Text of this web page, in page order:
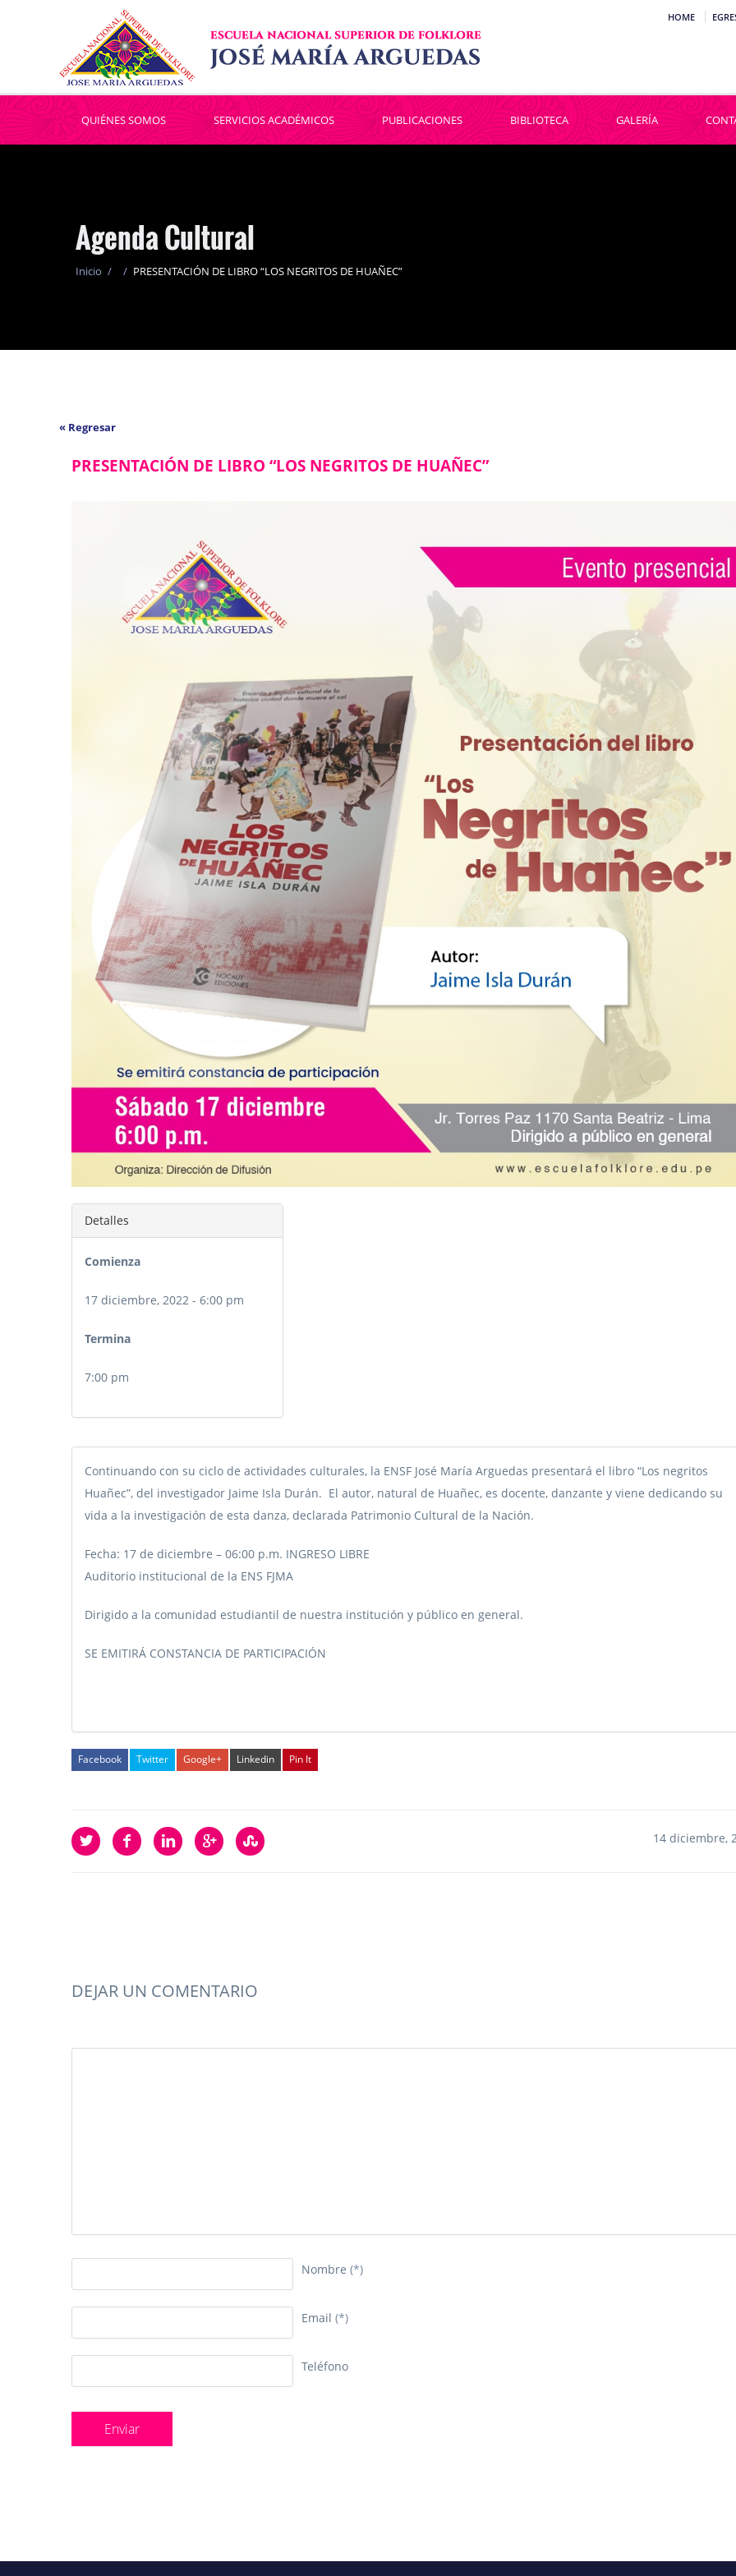
HOME
QUIÉNES SOMOS SERVICIOS ACADÉMICOS PUBLICACIONES BIBLIOTECA GALERÍA
Agenda Cultural
Inicio / / PRESENTACIÓN DE LIBRO “LOS NEGRITOS DE HUAÑEC”
« Regresar
PRESENTACIÓN DE LIBRO “LOS NEGRITOS DE HUAÑEC”
Detalles
Comienza
17 diciembre, 2022 - 6:00 pm
Termina
7:00 pm
Continuando con su ciclo de actividades culturales, la ENSF José María Arguedas presentará el libro “Los negritos
Huañec”, del investigador Jaime Isla Durán. El autor, natural de Huañec, es docente, danzante y viene dedicando su
vida a la investigación de esta danza, declarada Patrimonio Cultural de la Nación.
Fecha: 17 de diciembre – 06:00 p.m. INGRESO LIBRE
Auditorio institucional de la ENS FJMA
Dirigido a la comunidad estudiantil de nuestra institución y público en general.
SE EMITIRÁ CONSTANCIA DE PARTICIPACIÓN
Facebook Twitter Google+ Linkedin Pin It
14 diciembre,
DEJAR UN COMENTARIO
Nombre (*)
Email (*)
Teléfono